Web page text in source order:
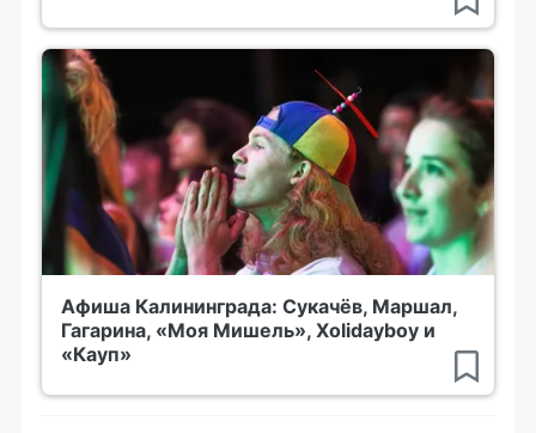
Афиша Калининграда: Сукачёв, Маршал,
Гагарина, «Моя Мишель», Xolidayboy и
«Кауп»